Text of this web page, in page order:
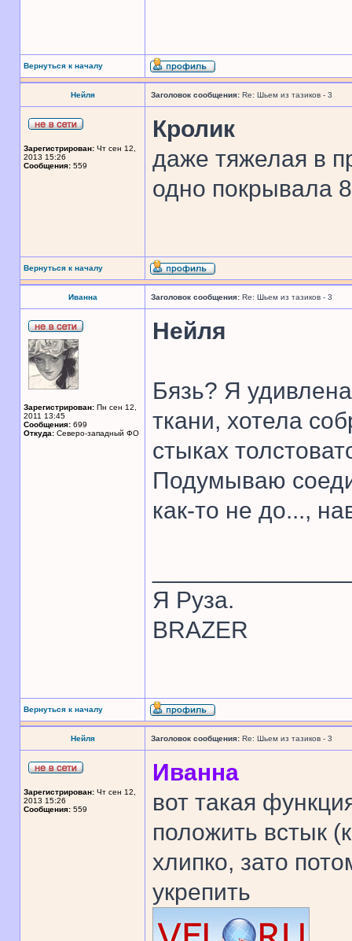
Вернуться к началу
Нейля Заголовок сообщения: Re: Шьем из тазиков - 3
Зарегистрирован: Чт сен 12,
2013 15:26
Сообщения: 559
Кролик
даже тяжелая в
одно покрывала 8
Вернуться к началу
Иванна Заголовок сообщения: Re: Шьем из тазиков - 3
Зарегистрирован: Пн сен 12,
2011 13:45
Сообщения: 699
Откуда: Северо-западный ФО
Нейля
Бязь? Я
ткани, хотела
стыках
Подумываю
как-то не до...,
Я Руза.
BRAZER
Вернуться к началу
Нейля Заголовок сообщения: Re: Шьем из тазиков - 3
Зарегистрирован: Чт сен 12,
2013 15:26
Сообщения: 559
Иванна
вот такая
положить встык
хлипко, зато
укрепить